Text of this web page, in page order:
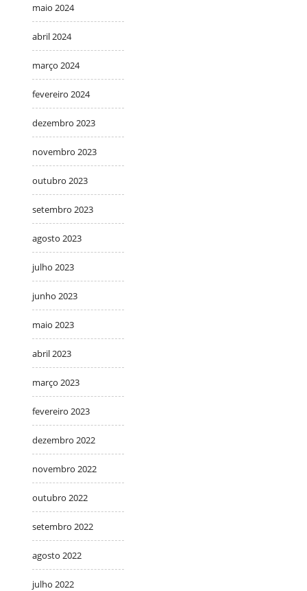
maio 2024
abril 2024
março 2024
fevereiro 2024
dezembro 2023
novembro 2023
outubro 2023
setembro 2023
agosto 2023
julho 2023
junho 2023
maio 2023
abril 2023
março 2023
fevereiro 2023
dezembro 2022
novembro 2022
outubro 2022
setembro 2022
agosto 2022
julho 2022